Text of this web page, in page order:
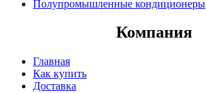
Полупромышленные кондиционеры
Компания
Главная
Как купить
Доставка